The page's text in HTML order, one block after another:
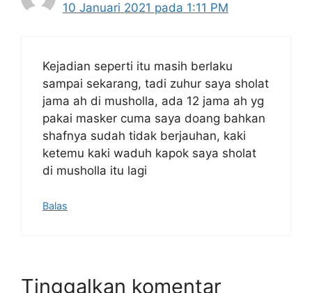
10 Januari 2021 pada 1:11 PM
Kejadian seperti itu masih berlaku
sampai sekarang, tadi zuhur saya sholat
jama ah di musholla, ada 12 jama ah yg
pakai masker cuma saya doang bahkan
shafnya sudah tidak berjauhan, kaki
ketemu kaki waduh kapok saya sholat
di musholla itu lagi
Balas
Tinggalkan komentar